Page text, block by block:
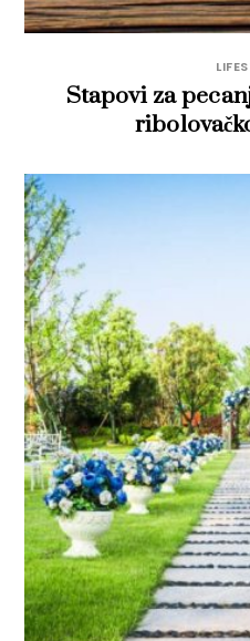
Stapovi za